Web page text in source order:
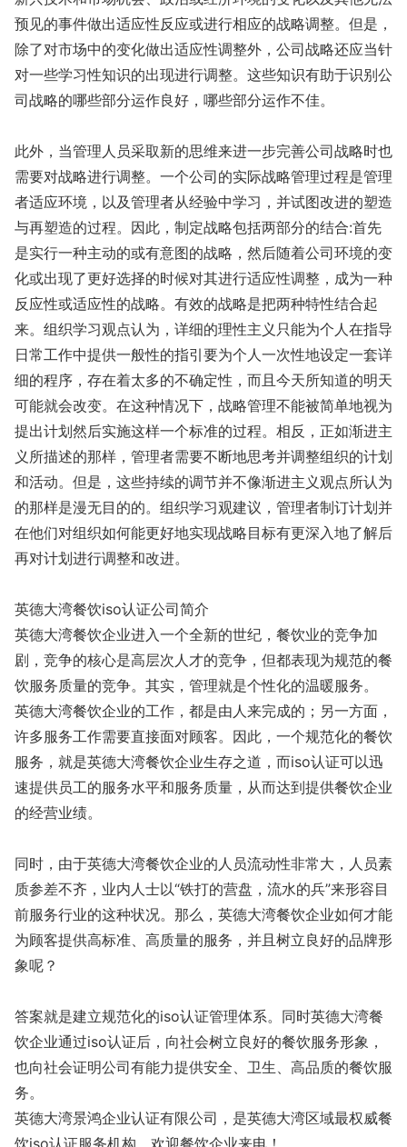
预见的事件做出适应性反应或进行相应的战略调整。但是，
除了对市场中的变化做出适应性调整外，公司战略还应当针
对一些学习性知识的出现进行调整。这些知识有助于识别公
司战略的哪些部分运作良好，哪些部分运作不佳。
此外，当管理人员采取新的思维来进一步完善公司战略时也
需要对战略进行调整。一个公司的实际战略管理过程是管理
者适应环境，以及管理者从经验中学习，并试图改进的塑造
与再塑造的过程。因此，制定战略包括两部分的结合:首先
是实行一种主动的或有意图的战略，然后随着公司环境的变
化或出现了更好选择的时候对其进行适应性调整，成为一种
反应性或适应性的战略。有效的战略是把两种特性结合起
来。组织学习观点认为，详细的理性主义只能为个人在指导
日常工作中提供一般性的指引要为个人一次性地设定一套详
细的程序，存在着太多的不确定性，而且今天所知道的明天
可能就会改变。在这种情况下，战略管理不能被简单地视为
提出计划然后实施这样一个标准的过程。相反，正如渐进主
义所描述的那样，管理者需要不断地思考并调整组织的计划
和活动。但是，这些持续的调节并不像渐进主义观点所认为
的那样是漫无目的的。组织学习观建议，管理者制订计划并
在他们对组织如何能更好地实现战略目标有更深入地了解后
再对计划进行调整和改进。
英德大湾餐饮iso认证公司简介
英德大湾餐饮企业进入一个全新的世纪，餐饮业的竞争加
剧，竞争的核心是高层次人才的竞争，但都表现为规范的餐
饮服务质量的竞争。其实，管理就是个性化的温暖服务。
英德大湾餐饮企业的工作，都是由人来完成的；另一方面，
许多服务工作需要直接面对顾客。因此，一个规范化的餐饮
服务，就是英德大湾餐饮企业生存之道，而iso认证可以迅
速提供员工的服务水平和服务质量，从而达到提供餐饮企业
的经营业绩。
同时，由于英德大湾餐饮企业的人员流动性非常大，人员素
质参差不齐，业内人士以“铁打的营盘，流水的兵”来形容目
前服务行业的这种状况。那么，英德大湾餐饮企业如何才能
为顾客提供高标准、高质量的服务，并且树立良好的品牌形
象呢？
答案就是建立规范化的iso认证管理体系。同时英德大湾餐
饮企业通过iso认证后，向社会树立良好的餐饮服务形象，
也向社会证明公司有能力提供安全、卫生、高品质的餐饮服
务。
英德大湾景鸿企业认证有限公司，是英德大湾区域最权威餐
饮iso认证服务机构，欢迎餐饮企业来电！